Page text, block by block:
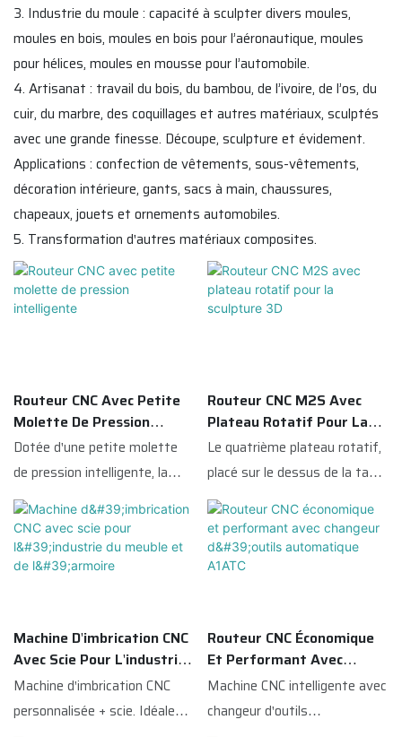
3. Industrie du moule : capacité à sculpter divers moules,
moules en bois, moules en bois pour l’aéronautique, moules
pour hélices, moules en mousse pour l’automobile.
4. Artisanat : travail du bois, du bambou, de l’ivoire, de l’os, du
cuir, du marbre, des coquillages et autres matériaux, sculptés
avec une grande finesse. Découpe, sculpture et évidement.
Applications : confection de vêtements, sous-vêtements,
décoration intérieure, gants, sacs à main, chaussures,
chapeaux, jouets et ornements automobiles.
5. Transformation d'autres matériaux composites.
Routeur CNC Avec Petite
Molette De Pression
Intelligente
Dotée d'une petite molette
de pression intelligente, la
fraiseuse CNC fixe
automatiquement et
fermement les matériaux.
Aucun gauchissement de la
gravure sont plus précises et
Routeur CNC M2S Avec
Plateau Rotatif Pour La
Sculpture 3D
Le quatrième plateau rotatif,
placé sur le dessus de la table,
facilite le chargement et le
déchargement des pièces. Il
permet l'usinage 3D de
surfaces cylindriques et de
vaste.
Machine D'imbrication CNC
Avec Scie Pour L'industrie
Du Meuble Et De L'armoire
Machine d'imbrication CNC
personnalisée + scie. Idéale
Routeur CNC Économique
Et Performant Avec
Changeur D'outils
Automatique A1ATC
Machine CNC intelligente avec
changeur d'outils